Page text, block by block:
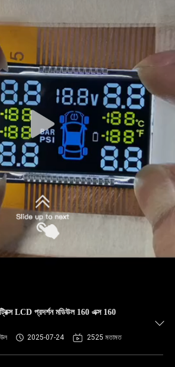
LCD প্রদর্শন মডিউল 160 এক্স 160
2025-07-24 2525 মতামত